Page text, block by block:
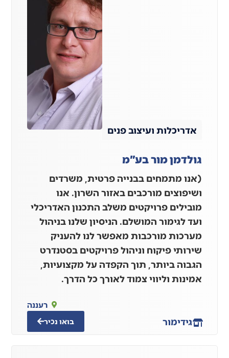
אדריכלות ועיצוב פנים
גולדמן מור בע"מ
(אנו מתמחים בבנייה פרטית, משרדים
ושיפוצים מורכבים באזור השרון. אנו
מובילים פרויקטים משלב התכנון האדריכלי
ועד לגימור המושלם. הניסיון שלנו בניהול
מערכות מורכבות מאפשר לנו להעניק
שירותי פיקוח וניהול פרויקטים בסטנדרט
הגבוה ביותר, תוך הקפדה על מקצועיות,
אמינות וליווי צמוד לאורך כל הדרך.
גידימור
רעננה
בואו נכיר